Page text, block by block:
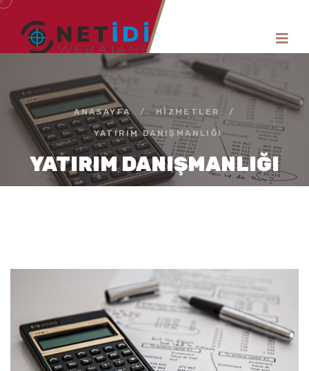
ANASAYFA / HIZMETLER /
YATIRIM DANIŞMANLIĞI
YATIRIM DANIŞMANLIĞI